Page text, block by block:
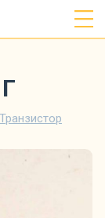
Транзистор